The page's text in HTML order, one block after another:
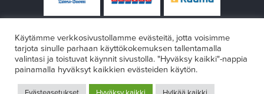
Käytämme verkkosivustollamme evästeitä, jotta voisimme
tarjota sinulle parhaan käyttökokemuksen tallentamalla
valintasi ja toistuvat käynnit sivustolla. "Hyväksy kaikki"-nappia
painamalla hyväksyt kaikkien evästeiden käytön.